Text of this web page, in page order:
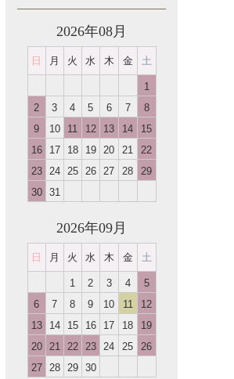
2026年08月
日 月 火 水 木 金 土
1
2
3 4 5 6 7
8
9
10 11 12 13 14
15
16
17 18 19 20 21
22
23
24 25 26 27 28
29
30
31
2026年09月
日 月 火 水 木 金 土
1 2 3 4
5
6
7 8 9 10 11
12
13
14 15 16 17 18
19
20
21 22 23 24 25
26
27
28 29 30